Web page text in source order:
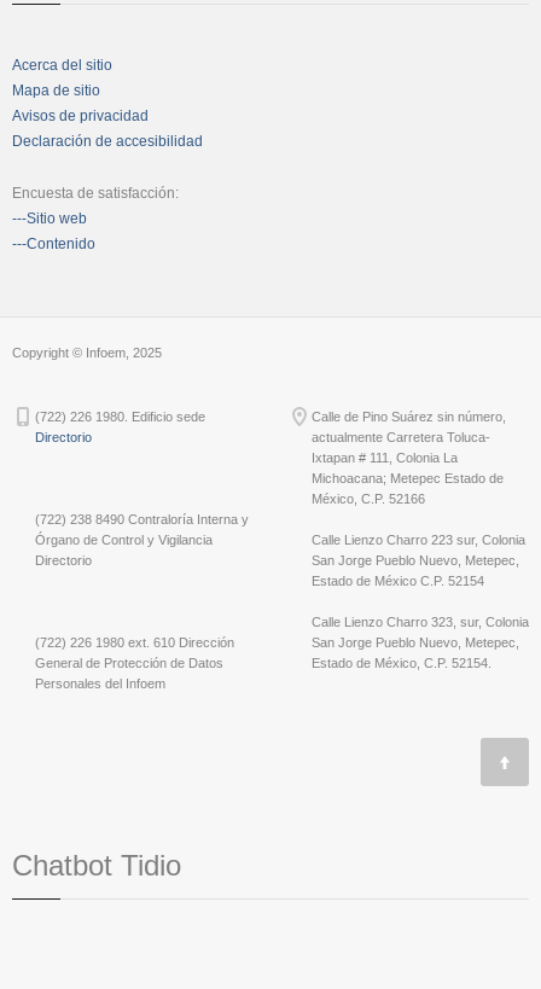
Acerca del sitio
Mapa de sitio
Avisos de privacidad
Declaración de accesibilidad
Encuesta de satisfacción:
---Sitio web
---Contenido
Copyright © Infoem, 2025
(722) 226 1980. Edificio sede
Directorio
(722) 238 8490 Contraloría Interna y
Órgano de Control y Vigilancia
Directorio
(722) 226 1980 ext. 610 Dirección
General de Protección de Datos
Personales del Infoem
Calle de Pino Suárez sin número,
actualmente Carretera Toluca-
Ixtapan # 111, Colonia La
Michoacana; Metepec Estado de
México, C.P. 52166
Calle Lienzo Charro 223 sur, Colonia
San Jorge Pueblo Nuevo, Metepec,
Estado de México C.P. 52154
Calle Lienzo Charro 323, sur, Colonia
San Jorge Pueblo Nuevo, Metepec,
Estado de México, C.P. 52154.
Chatbot Tidio